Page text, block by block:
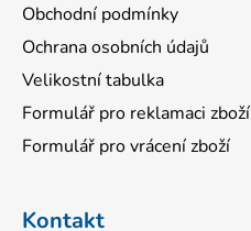
Obchodní podmínky
Ochrana osobních údajů
Velikostní tabulka
Formulář pro reklamaci zboží
Formulář pro vrácení zboží
Kontakt